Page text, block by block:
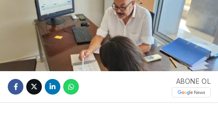
ABONE OL